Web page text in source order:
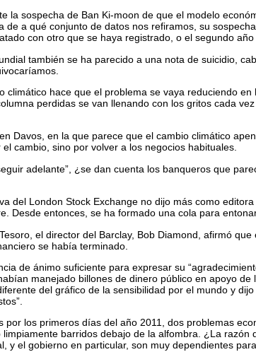
la sospecha de Ban Ki-moon de que el modelo
de a qué conjunto de datos nos refiramos, su
con otro que se haya registrado, o el segundo
también se ha parecido a una nota de suicidio,
climático hace que el problema se vaya reduciendo en
perdidas se van llenando con los gritos cada
Davos, en la que parece que el cambio climático
cambio, sino por volver a los negocios habituales.
adelante”, ¿se dan cuenta los banqueros que
del London Stock Exchange no dijo más como
Desde entonces, se ha formado una cola para
el director del Barclay, Bob Diamond, afirmó que
se había terminado.
de ánimo suficiente para expresar su
manejado billones de dinero público en apoyo de
del gráfico de la sensibilidad por el mundo y
por los primeros días del año 2011, dos problemas
barridos debajo de la alfombra. ¿La razón
y el gobierno en particular, son muy dependientes